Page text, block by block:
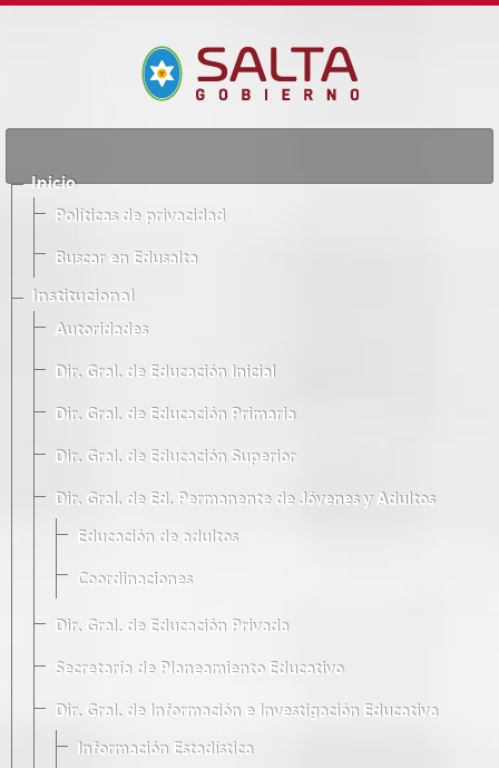
Inicio
Políticas de privacidad
Buscar en Edusalta
Institucional
Autoridades
Dir. Gral. de Educación Inicial
Dir. Gral. de Educación Primaria
Dir. Gral. de Educación Superior
Dir. Gral. de Ed. Permanente de Jóvenes y Adultos
Educación de adultos
Coordinaciones
Dir. Gral. de Educación Privada
Secretaría de Planeamiento Educativo
Dir. Gral. de Información e Investigación Educativa
Información Estadística